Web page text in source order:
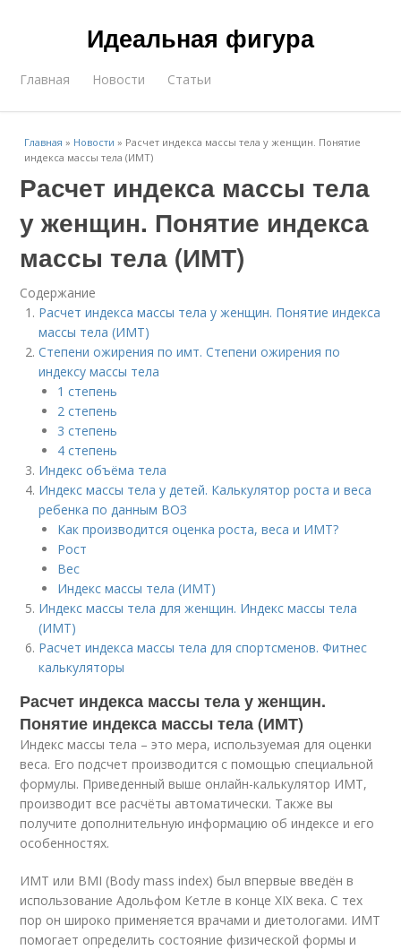
Идеальная фигура
Главная Новости Статьи
Главная » Новости » Расчет индекса массы тела у женщин. Понятие
индекса массы тела (ИМТ)
Расчет индекса массы тела
у женщин. Понятие индекса
массы тела (ИМТ)
Содержание
Расчет индекса массы тела у женщин. Понятие индекса
массы тела (ИМТ)
Степени ожирения по имт. Степени ожирения по
индексу массы тела
1 степень
2 степень
3 степень
4 степень
Индекс объёма тела
Индекс массы тела у детей. Калькулятор роста и веса
ребенка по данным ВОЗ
Как производится оценка роста, веса и ИМТ?
Рост
Вес
Индекс массы тела (ИМТ)
Индекс массы тела для женщин. Индекс массы тела
(ИМТ)
Расчет индекса массы тела для спортсменов. Фитнес
калькуляторы
Расчет индекса массы тела у женщин.
Понятие индекса массы тела (ИМТ)
Индекс массы тела – это мера, используемая для оценки
веса. Его подсчет производится с помощью специальной
формулы. Приведенный выше онлайн-калькулятор ИМТ,
производит все расчёты автоматически. Также вы
получите дополнительную информацию об индексе и его
особенностях.
ИМТ или BMI (Body mass index) был впервые введён в
использование Адольфом Кетле в конце XIX века. С тех
пор он широко применяется врачами и диетологами. ИМТ
помогает определить состояние физической формы и